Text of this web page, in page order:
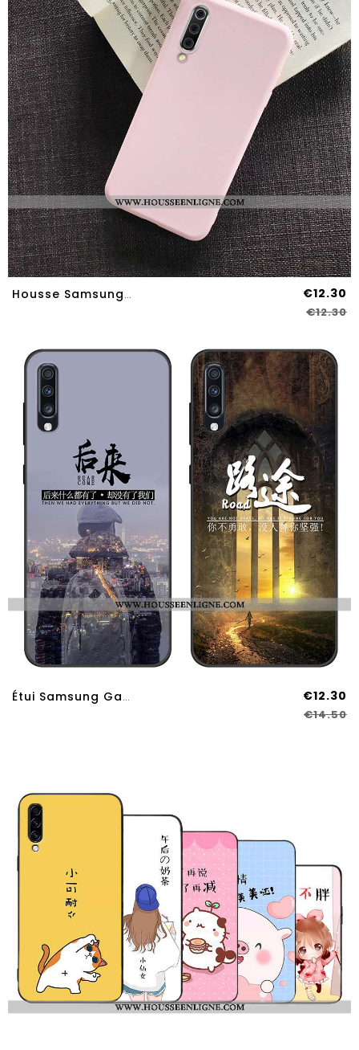
Housse Samsung Galaxy A70s Silicone Protection Tendance Coque Simple Tout Compris Rose €12.30
€12.30
Étui Samsung Galaxy A70s Protection Tendance Étoile Gris Téléphone Portable Silicone Coque €12.30
€14.50